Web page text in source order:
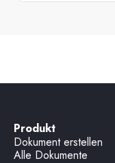
Produkt
Dokument erstellen
Alle Dokumente